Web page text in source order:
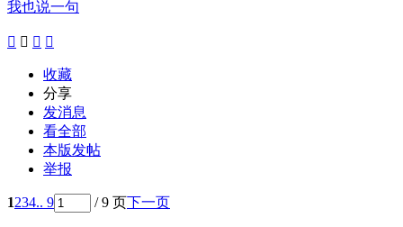
我也说一句
   
收藏
分享
发消息
看全部
本版发帖
举报
1234.. 9 / 9 页下一页